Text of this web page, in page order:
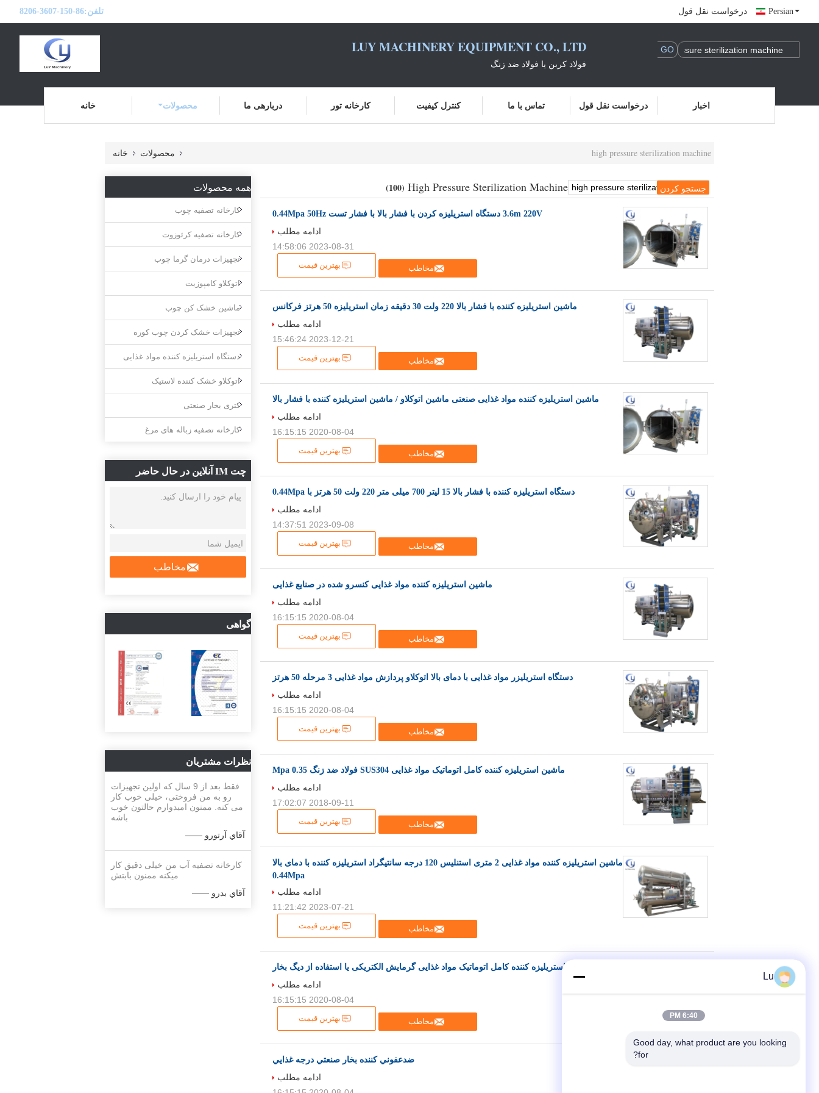
تلفن:86-150-3607-8206 درخواست نقل قول Persian
LUY MACHINERY EQUIPMENT CO., LTD
فولاد کربن یا فولاد ضد زنگ
خانه محصولات دربارهی ما کارخانه تور کنترل کیفیت تماس با ما درخواست نقل قول اخبار
خانه محصولات high pressure sterilization machine
همه محصولات
کارخانه تصفیه چوب
کارخانه تصفیه کرئوزوت
تجهیزات درمان گرما چوب
اتوکلاو کامپوزیت
ماشین خشک کن چوب
تجهیزات خشک کردن چوب کوره
دستگاه استریلیزه کننده مواد غذایی
اتوکلاو خشک کننده لاستیک
کتری بخار صنعتی
کارخانه تصفیه زباله های مرغ
چت IM آنلاین در حال حاضر
مخاطب
گواهی
نظرات مشتریان
فقط بعد از 9 سال که اولین تجهیزات
رو به من فروختی، خیلی خوب کار
می کنه. ممنون اميدوارم حالتون خوب
باشه
—— آقاي آرتورو
کارخانه تصفیه آب من خیلی دقیق کار
میکنه ممنون بابتش
—— آقاي بدرو
High Pressure Sterilization Machine
(100)
3.6m 220V دستگاه استریلیزه کردن با فشار بالا با فشار تست 0.44Mpa 50Hz
مخاطب بهترین قیمت
ادامه مطلب
2023-08-31 14:58:06
ماشین استریلیزه کننده با فشار بالا 220 ولت 30 دقیقه زمان استریلیزه 50 هرتز فرکانس
مخاطب بهترین قیمت
ادامه مطلب
2023-12-21 15:46:24
ماشین استریلیزه کننده مواد غذایی صنعتی ماشین اتوکلاو / ماشین استریلیزه کننده با فشار بالا
مخاطب بهترین قیمت
ادامه مطلب
2020-08-04 16:15:15
دستگاه استریلیزه کننده با فشار بالا 15 لیتر 700 میلی متر 220 ولت 50 هرتز با 0.44Mpa
مخاطب بهترین قیمت
ادامه مطلب
2023-09-08 14:37:51
ماشین استریلیزه کننده مواد غذایی کنسرو شده در صنایع غذایی
مخاطب بهترین قیمت
ادامه مطلب
2020-08-04 16:15:15
دستگاه استریلیزر مواد غذایی با دمای بالا اتوکلاو پردازش مواد غذایی 3 مرحله 50 هرتز
مخاطب بهترین قیمت
ادامه مطلب
2020-08-04 16:15:15
ماشین استریلیزه کننده کامل اتوماتیک مواد غذایی SUS304 فولاد ضد زنگ 0.35 Mpa
مخاطب بهترین قیمت
ادامه مطلب
2018-09-11 17:02:07
ماشین استریلیزه کننده مواد غذایی 2 متری استنلیس 120 درجه سانتیگراد استریلیزه کننده با دمای بالا
0.44Mpa
مخاطب بهترین قیمت
ادامه مطلب
2023-07-21 11:21:42
تجهیزات استریلیزه کننده کامل اتوماتیک مواد غذایی گرمایش الکتریکی یا استفاده از دیگ بخار
مخاطب بهترین قیمت
ادامه مطلب
2020-08-04 16:15:15
ضدعفوني کننده بخار صنعتي درجه غذايي
ادامه مطلب
Lu
6:40 PM
Good day, what product are you looking
for?